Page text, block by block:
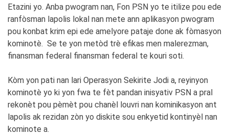
Etazini yo. Anba pwogram nan, Fon PSN yo te itilize pou ede
ranfòsman lapolis lokal nan mete ann aplikasyon pwogram
pou konbat krim epi ede amelyore pataje done ak fòmasyon
kominotè. Se te yon metòd trè efikas men malerezman,
finansman federal finansman federal te kouri soti.
Kòm yon pati nan lari Operasyon Sekirite Jodi a, reyinyon
kominotè yo ki yon fwa te fèt pandan inisyativ PSN a pral
rekonèt pou pèmèt pou chanèl louvri nan kominikasyon ant
lapolis ak rezidan zòn yo diskite sou enkyetid kontinyèl nan
kominote a.